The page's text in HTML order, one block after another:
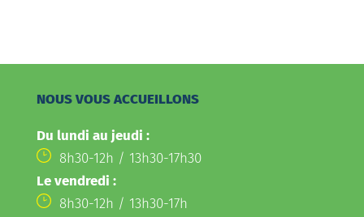
NOUS VOUS ACCUEILLONS
Du lundi au jeudi :
8h30-12h / 13h30-17h30
Le vendredi :
8h30-12h / 13h30-17h